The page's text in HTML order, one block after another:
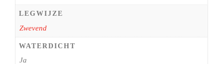
LEGWIJZE
Zwevend
WATERDICHT
Ja